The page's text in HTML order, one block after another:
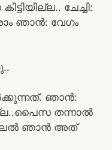
ചേച്ചി:
ഞാൻ: വേഗം
ഞാൻ:
തന്നാൽ
ഞാൻ അത്